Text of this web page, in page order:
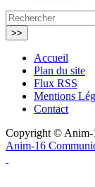
Accueil
Plan du site
Flux RSS
Mentions
Contact
Copyright © Anim-
Anim-16